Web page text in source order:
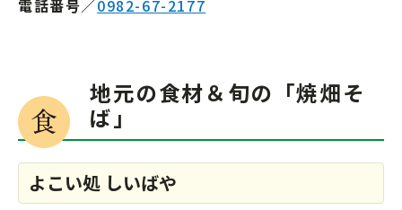
電話番号／0982-67-2177
地元の食材＆旬の「焼畑そ
ば」
よこい処 しいばや